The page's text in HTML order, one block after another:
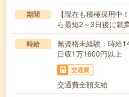
期間
【現在も積極採用中
ら最短2～3日後に就
時給
無資格未経験：時
日収1万1600円以上
交通費
交通費全額支給